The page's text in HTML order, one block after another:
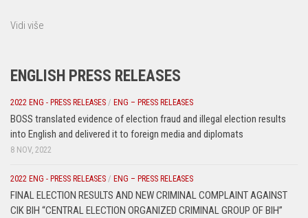
Vidi više
ENGLISH PRESS RELEASES
2022 ENG - PRESS RELEASES / ENG – PRESS RELEASES
BOSS translated evidence of election fraud and illegal election results
into English and delivered it to foreign media and diplomats
8 NOV, 2022
2022 ENG - PRESS RELEASES / ENG – PRESS RELEASES
FINAL ELECTION RESULTS AND NEW CRIMINAL COMPLAINT AGAINST
CIK BIH “CENTRAL ELECTION ORGANIZED CRIMINAL GROUP OF BIH”